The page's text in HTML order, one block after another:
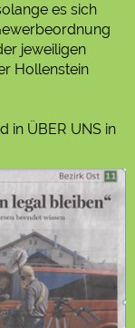
es sich
jeweiligen
Hollenstein
in ÜBER UNS in